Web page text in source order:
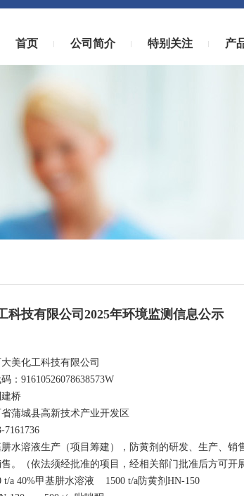
首页 公司简介 特别关注 产
科技有限公司2025年环境监测信息公示
美化工科技有限公司
：91610526078638573W
桥
蒲城县高新技术产业开发区
7161736
水溶液生产（项目筹建），防黄剂的研发、生产、
。（依法须经批准的项目，经相关部门批准后方可开
t/a 40%甲基肼水溶液 1500 t/a防黄剂HN-150